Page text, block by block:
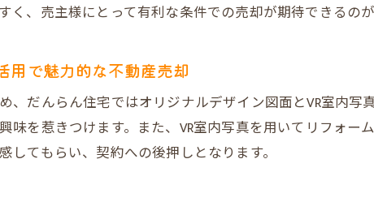
売却後も続くアフターサービスと顧客満
浪花町エリアの資産を最大化する方法
浪花町で資産価値を高める不動産売却の
だんらん住宅を活用した資産最大化の工
地域特性を活かした不動産売却が高値の鍵
く、売主様にとって有利な条件での売却が期待できるのが
用で魅力的な不動産売却
、だんらん住宅ではオリジナルデザイン図面とVR室内
味を惹きつけます。また、VR室内写真を用いてリフォ
てもらい、契約への後押しとなります。